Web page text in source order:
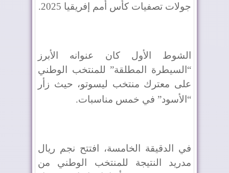
جولات تصفيات كأس أمم إفريقيا 2025
.
الشوط الأول كان عنوانه الأبرز
“السيطرة المطلقة” للمنتخب الوطني
على معترك منتخب ليسوتو، حيث زأر
“الأسود” في خمس مناسبات.
في الدقيقة الخامسة، افتتح نجم ريال
مدريد النتيجة للمنتخب الوطني من